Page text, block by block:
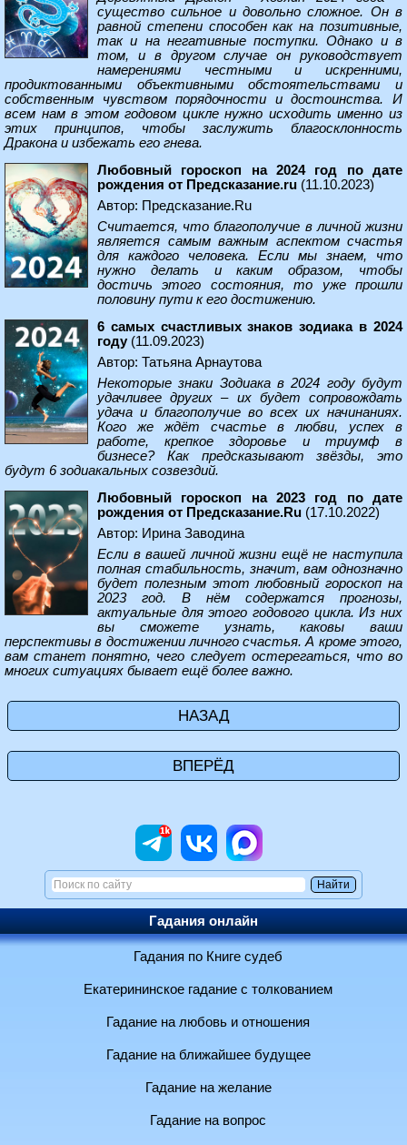
существо сильное и довольно сложное. Он в
равной степени способен как на позитивные,
так и на негативные поступки. Однако и в
том, и в другом случае он руководствует
намерениями честными и искренними,
продиктованными объективными обстоятельствами и
собственным чувством порядочности и достоинства. И
всем нам в этом годовом цикле нужно исходить именно из
этих принципов, чтобы заслужить благосклонность
Дракона и избежать его гнева.
Любовный гороскоп на 2024 год по дате
рождения от Предсказание.ru (11.10.2023)
Автор: Предсказание.Ru
Считается, что благополучие в личной жизни
является самым важным аспектом счастья
для каждого человека. Если мы знаем, что
нужно делать и каким образом, чтобы
достичь этого состояния, то уже прошли
половину пути к его достижению.
6 самых счастливых знаков зодиака в 2024
году(11.09.2023)
Автор: Татьяна Арнаутова
Некоторые знаки Зодиака в 2024 году будут
удачливее других – их будет сопровождать
удача и благополучие во всех их начинаниях.
Кого же ждёт счастье в любви, успех в
работе, крепкое здоровье и триумф в
бизнесе? Как предсказывают звёзды, это
будут 6 зодиакальных созвездий.
Любовный гороскоп на 2023 год по дате
рождения от Предсказание.Ru (17.10.2022)
Автор: Ирина Заводина
Если в вашей личной жизни ещё не наступила
полная стабильность, значит, вам однозначно
будет полезным этот любовный гороскоп на
2023 год. В нём содержатся прогнозы,
актуальные для этого годового цикла. Из них
вы сможете узнать, каковы ваши
перспективы в достижении личного счастья. А кроме этого,
вам станет понятно, чего следует остерегаться, что во
многих ситуациях бывает ещё более важно.
НАЗАД
ВПЕРЁД
Гадания онлайн
Гадания по Книге судеб
Екатерининское гадание с толкованием
Гадание на любовь и отношения
Гадание на ближайшее будущее
Гадание на желание
Гадание на вопрос